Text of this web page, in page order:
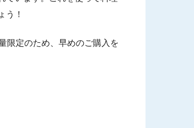
う！
限定のため、早めのご購入を